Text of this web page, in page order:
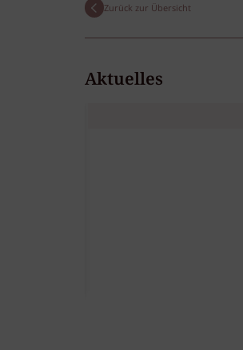
Zurück zur Übersicht
Aktuelles